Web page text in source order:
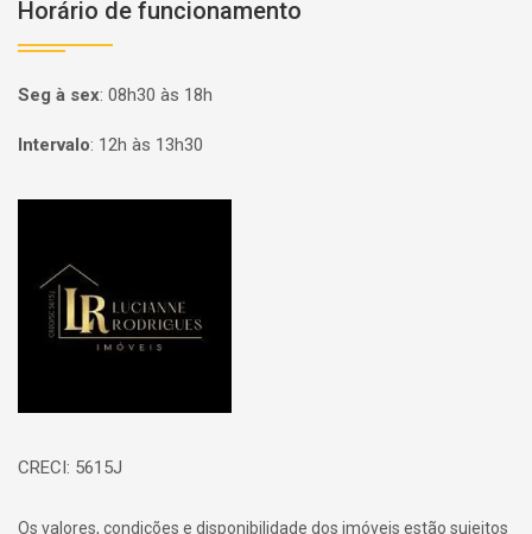
Horário de funcionamento
Seg à sex: 08h30 às 18h
Intervalo: 12h às 13h30
CRECI: 5615J
Os valores, condições e disponibilidade dos imóveis estão sujeitos